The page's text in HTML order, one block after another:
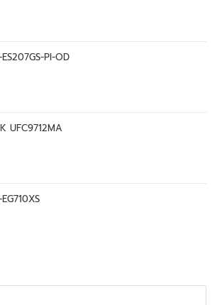
ES207GS-PI-OD
UFC9712MA